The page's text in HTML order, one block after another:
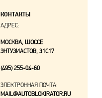
КОНТАКТЫ
АДРЕС:
МОСКВА, ШОССЕ
ЭНТУЗИАСТОВ, 31С17
(495) 255-04-60
ЭЛЕКТРОННАЯ ПОЧТА:
MAIL@AUTOBLOKIRATOR.RU